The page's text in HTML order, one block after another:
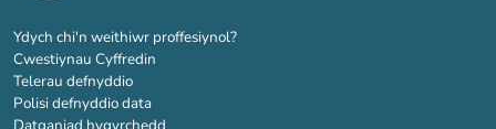
Ydych chi'n weithiwr proffesiynol?(tab newydd)
Cwestiynau Cyffredin
Telerau defnyddio
Polisi defnyddio data